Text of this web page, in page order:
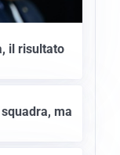
il risultato
ma